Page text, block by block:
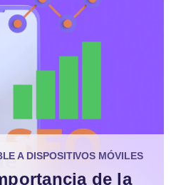
A DISPOSITIVOS MÓVILES
de la